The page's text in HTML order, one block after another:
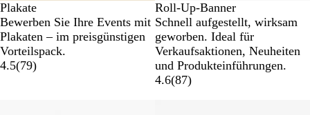
Plakate
Bewerben Sie Ihre Events mit
Plakaten – im preisgünstigen
Vorteilspack.
4.5(79)
Roll-Up-Banner
Schnell aufgestellt, wirksam
geworben. Ideal für
Verkaufsaktionen, Neuheiten
und Produkteinführungen.
4.6(87)